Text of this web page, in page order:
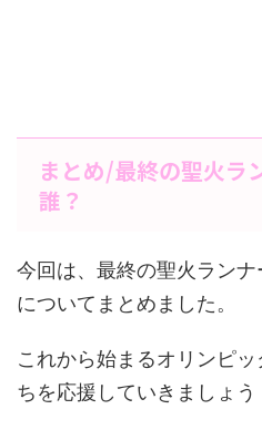
まとめ/最終の聖火ラ
誰？
今回は、最終の聖火ラン
についてまとめました。
これから始まるオリンピ
ちを応援していきましょう